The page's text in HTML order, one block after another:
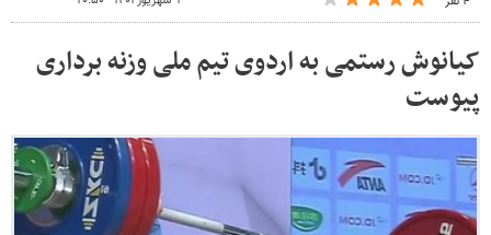
کیانوش رستمی به اردوی تیم ملی وزنه برداری
پیوست